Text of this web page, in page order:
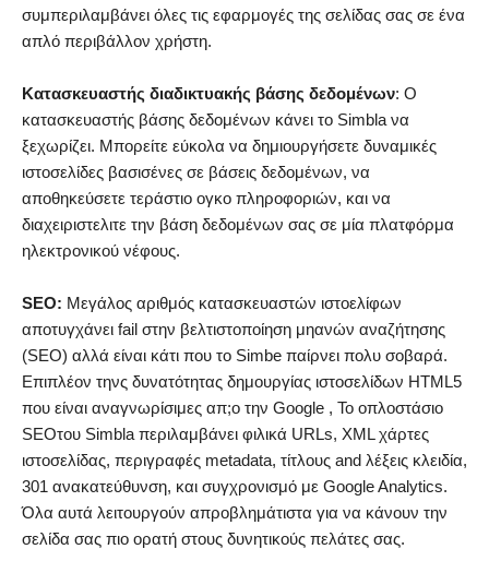
συμπεριλαμβάνει όλες τις εφαρμογές της σελίδας σας σε ένα
απλό περιβάλλον χρήστη.
Κατασκευαστής διαδικτυακής βάσης δεδομένων: Ο
κατασκευαστής βάσης δεδομένων κάνει το Simbla να
ξεχωρίζει. Μπορείτε εύκολα να δημιουργήσετε δυναμικές
ιστοσελίδες βασισένες σε βάσεις δεδομένων, να
αποθηκεύσετε τεράστιο ογκο πληροφοριών, και να
διαχειριστελιτε την βάση δεδομένων σας σε μία πλατφόρμα
ηλεκτρονικού νέφους.
SEO: Μεγάλος αριθμός κατασκευαστών ιστοελίφων
αποτυγχάνει fail στην βελτιστοποίηση μηανών αναζήτησης
(SEO) αλλά είναι κάτι που το Simbe παίρνει πολυ σοβαρά.
Επιπλέον τηνς δυνατότητας δημουργίας ιστοσελίδων HTML5
που είναι αναγνωρίσιμες απ;o την Google , Το οπλοστάσιο
SEOτου Simbla περιλαμβάνει φιλικά URLs, XML χάρτες
ιστοσελίδας, περιγραφές metadata, τίτλους and λέξεις κλειδία,
301 ανακατεύθυνση, και συγχρονισμό με Google Analytics.
Όλα αυτά λειτουργούν απροβλημάτιστα για να κάνουν την
σελίδα σας πιο ορατή στους δυνητικούς πελάτες σας.